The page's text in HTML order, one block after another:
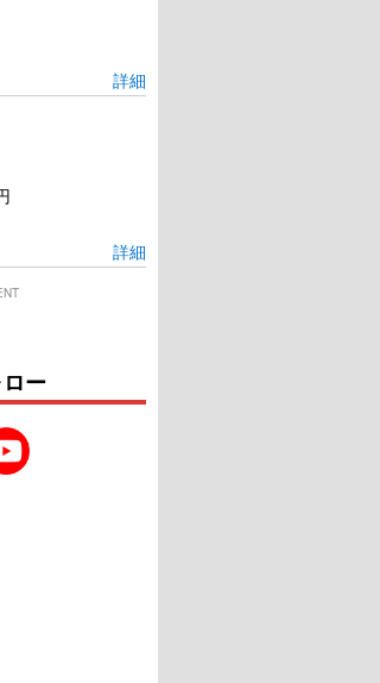
詳細
詳細
ー